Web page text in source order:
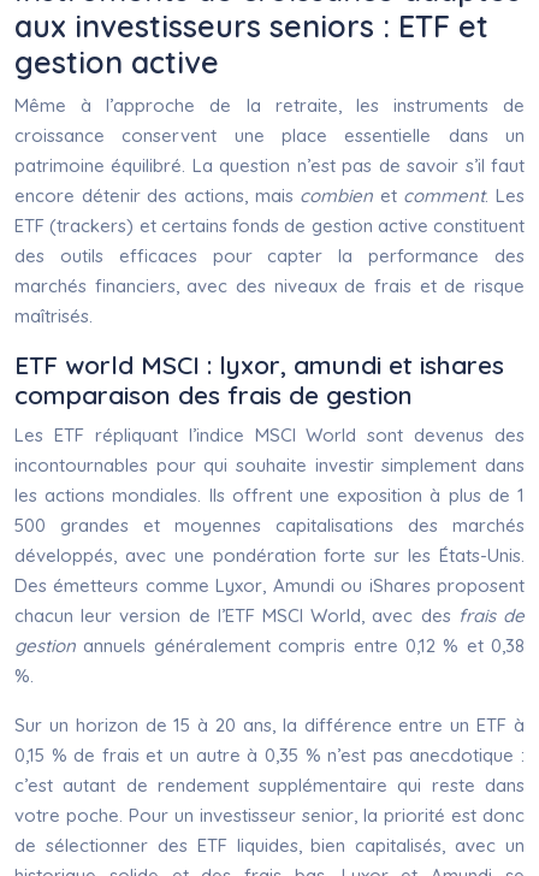
aux investisseurs seniors : ETF et
gestion active
Même à l’approche de la retraite, les instruments de
croissance conservent une place essentielle dans un
patrimoine équilibré. La question n’est pas de savoir s’il faut
encore détenir des actions, mais combien et comment. Les
ETF (trackers) et certains fonds de gestion active constituent
des outils efficaces pour capter la performance des
marchés financiers, avec des niveaux de frais et de risque
maîtrisés.
ETF world MSCI : lyxor, amundi et ishares
comparaison des frais de gestion
Les ETF répliquant l’indice MSCI World sont devenus des
incontournables pour qui souhaite investir simplement dans
les actions mondiales. Ils offrent une exposition à plus de 1
500 grandes et moyennes capitalisations des marchés
développés, avec une pondération forte sur les États-Unis.
Des émetteurs comme Lyxor, Amundi ou iShares proposent
chacun leur version de l’ETF MSCI World, avec des frais de
gestion annuels généralement compris entre 0,12 % et 0,38
%.
Sur un horizon de 15 à 20 ans, la différence entre un ETF à
0,15 % de frais et un autre à 0,35 % n’est pas anecdotique :
c’est autant de rendement supplémentaire qui reste dans
votre poche. Pour un investisseur senior, la priorité est donc
de sélectionner des ETF liquides, bien capitalisés, avec un